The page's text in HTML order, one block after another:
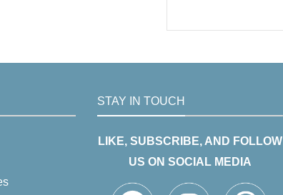
STAY IN TOUCH
LIKE, SUBSCRIBE, AND FOLLOW
US ON SOCIAL MEDIA